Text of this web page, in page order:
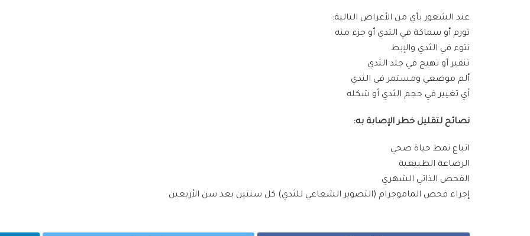
عند الشعور بأي من الأعراض التالية:
تورم أو سماكة في الثدي أو جزء منه
نتوء في الثدي والإبط
تنقير أو تهيج في جلد الثدي
ألم موضعي ومستمر في الثدي
أي تغيير في حجم الثدي أو شكله
نصائح لتقليل خطر الإصابة به:
اتباع نمط حياة صحي
الرضاعة الطبيعية
الفحص الذاتي الشهري
إجراء فحص الماموجرام (التصوير الشعاعي للثدي) كل سنتين بعد سن الأربعين